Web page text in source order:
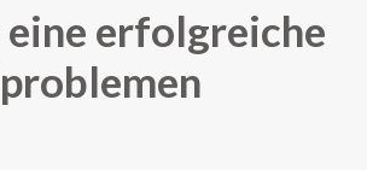
erfolgreiche